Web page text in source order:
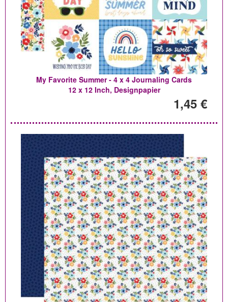
My Favorite Summer - 4 x 4 Journaling Cards
12 x 12 Inch, Designpapier
1,45 €